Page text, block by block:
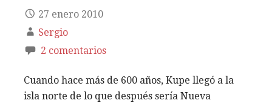
27 enero 2010
Sergio
2 comentarios
Cuando hace más de 600 años, Kupe llegó a la
isla norte de lo que después sería Nueva